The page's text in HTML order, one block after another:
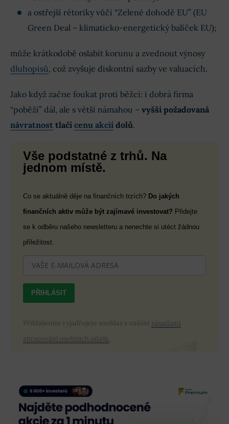
a ostřejší rétoriky vůči “Zelené dohodě EU” (EU
Green Deal – klimaticko-energetický balíček EU);
může krátkodobě oslabit korunu a zvednout výnosy
dluhopisů, což zvyšuje diskontní sazby ve valuacích.
Jako když začne foukat proti běžci: i dobrá firma
“poběží” dál, ale s větší námahou – vyšší požadovaná
návratnost tlačí cenu akcií dolů.
Vše podstatné z trhů. Na
jednom místě.
Co se aktuálně děje na finančních trzích? Do jakých
finančních aktiv může být zajímavé investovat? Přidejte
se k odběru našeho newsletteru a nenechte si utéct žádnou
příležitost.
PŘIHLÁSIT
Přihlášením vyjadřujete souhlas s našimi zásadami
zpracování osobních údajů.